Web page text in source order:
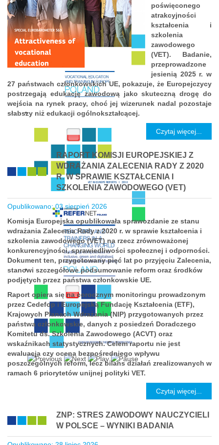
poświęconego
atrakcyjności
kształcenia i
szkolenia
zawodowego
(VET). Badanie,
przeprowadzone
jesienią 2025 r. w
27 państwach członkowskich UE, pokazuje, że Europejczycy
postrzegają edukację zawodową jako skuteczną drogę do
wejścia na rynek pracy, choć jej wizerunek nadal pozostaje
słabszy niż edukacji ogólnokształcącej.
Czytaj więcej...
RAPORT KOMISJI EUROPEJSKIEJ Z
WDRAŻANIA ZALECENIA RADY Z 2020
R. W SPRAWIE KSZTAŁCENIA I
SZKOLENIA ZAWODOWEGO (VET)
Opublikowano: 03 sierpień 2026
Komisja Europejska opublikowała sprawozdanie ze stanu
wdrażania Zalecenia Rady z 2020 r. w sprawie kształcenia i
szkolenia zawodowego (VET) na rzecz zrównoważonej
konkurencyjności, sprawiedliwości społecznej i odporności.
Dokument ten, przygotowany pięć lat po przyjęciu Zalecenia,
stanowi szczegółowe podsumowanie reform oraz środków
podjętych przez państwa członkowskie UE.
Raport opiera się na corocznym monitoringu prowadzonym
przez Cedefop i Europejską Fundację Kształcenia (ETF),
Krajowych Planach Wdrażania (NIP) przygotowanych przez
państwa członkowskie, danych z posiedzeń Doradczego
Komitetu ds. Szkolenia Zawodowego (ACVT) oraz
wskaźnikach statystycznych. Celem raportu nie jest
ewaluacja czy ocena bezpośredniego wpływu
poszczególnych reform, lecz bilans działań zrealizowanych w
ramach 6 priorytetów unijnej polityki VET.
Czytaj więcej...
ZNP: STRES ZAWODOWY NAUCZYCIELI
W POLSCE – WYNIKI BADANIA